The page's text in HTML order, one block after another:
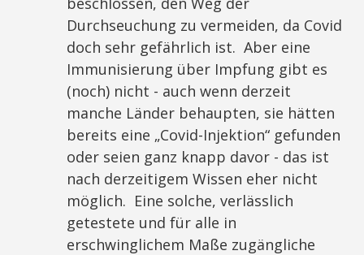
Durchseuchung zu vermeiden, da Covid
doch sehr gefährlich ist. Aber eine
Immunisierung über Impfung gibt es
(noch) nicht - auch wenn derzeit
manche Länder behaupten, sie hätten
bereits eine „Covid-Injektion“ gefunden
oder seien ganz knapp davor - das ist
nach derzeitigem Wissen eher nicht
möglich. Eine solche, verlässlich
getestete und für alle in
erschwinglichem Maße zugängliche